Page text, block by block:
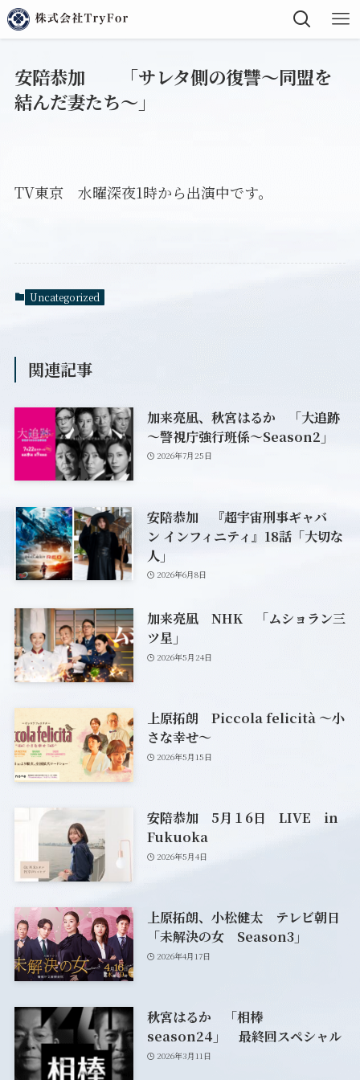
安陪恭加 「サレタ側の復讐～同盟を
結んだ妻たち～」
TV東京 水曜深夜1時から出演中です。
Uncategorized
関連記事
加来亮凪、秋宮はるか 「大追跡
～警視庁強行班係～Season2」
2026年7月25日
安陪恭加 『超宇宙刑事ギャバ
ン インフィニティ』18話「大切な
人」
2026年6月8日
加来亮凪 NHK 「ムショラン三
ツ星」
2026年5月24日
上原拓朗 Piccola felicità ～小
さな幸せ～
2026年5月15日
安陪恭加 5月１6日 LIVE in
Fukuoka
2026年5月4日
上原拓朗、小松健太 テレビ朝日
「未解決の女 Season3」
2026年4月17日
秋宮はるか 「相棒
season24」 最終回スペシャル
2026年3月11日